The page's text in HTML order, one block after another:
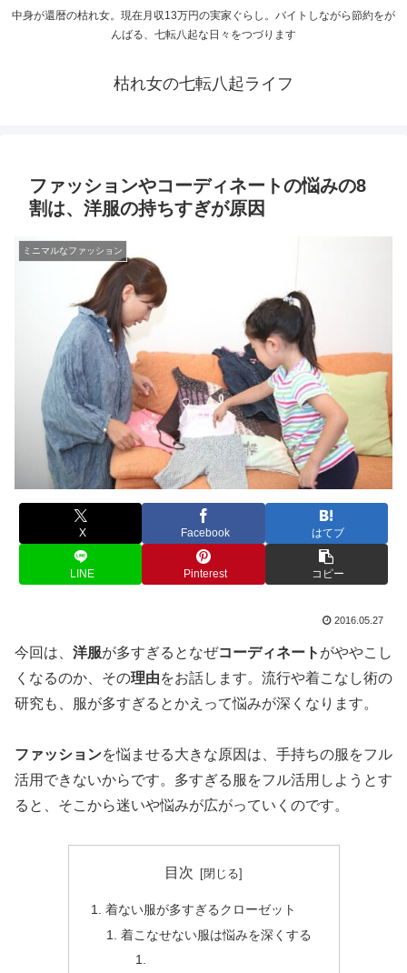
中身が還暦の枯れ女。現在月収13万円の実家ぐらし。バイトしながら節約をが
んばる、七転八起な日々をつづります
枯れ女の七転八起ライフ
ファッションやコーディネートの悩みの8
割は、洋服の持ちすぎが原因
ミニマルなファッション
X Facebook はてブ
LINE Pinterest コピー
2016.05.27
今回は、 洋服が多すぎるとなぜコーディネート がややこし
くなるのか、その理由をお話します。流行や着こなし術の
研究も、服が多すぎるとかえって悩みが深くなります。
ファッションを悩ませる大きな原因は、手持ちの服をフル
活用できないからです。多すぎる服をフル活用しようとす
ると、そこから迷いや悩みが広がっていくのです。
目次
着ない服が多すぎるクローゼット
着こなせない服は悩みを深くする